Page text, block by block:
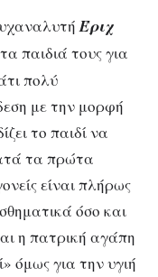
Έριχ
παιδιά τους για
πολύ
με την μορφή
το παιδί να
τα πρώτα
είναι πλήρως
όσο και
η πατρική αγάπη
όμως για την υγιή